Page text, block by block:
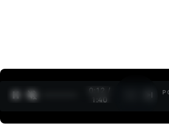
0:13 /
1:40